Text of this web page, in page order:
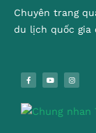
Chuyên trang
du lịch quốc gia